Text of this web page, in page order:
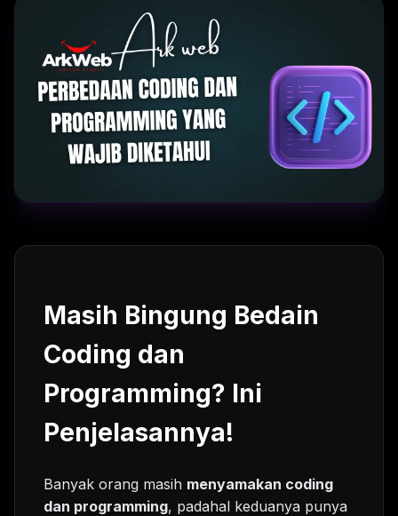
Masih Bingung Bedain
Coding dan
Programming? Ini
Penjelasannya!
Banyak orang masih menyamakan coding
dan programming, padahal keduanya punya